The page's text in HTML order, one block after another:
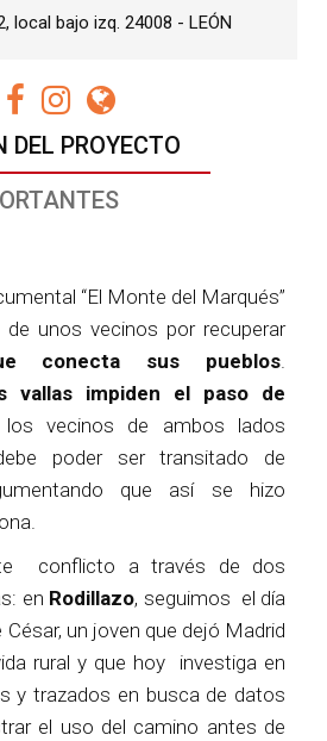
DEL PROYECTO
“El Monte del Marqués”
unos vecinos por recuperar
conecta sus pueblos
vallas impiden el paso de
vecinos de ambos lados
poder ser transitado de
que así se hizo
conflicto a través de dos
en Rodillazo, seguimos el día
César, un joven que dejó Madrid
rural y que hoy investiga en
y trazados en busca de datos
el uso del camino antes de
local bajo izq. 24008 - LEÓN